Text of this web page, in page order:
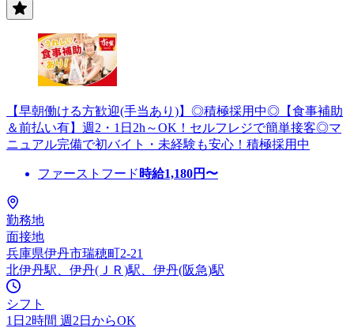
【早朝働ける方歓迎(手当あり)】◎積極採用中◎【食事補助
＆前払い有】週2・1日2h～OK！セルフレジで簡単接客◎マ
ニュアル完備で初バイト・未経験も安心！積極採用中
ファーストフード 時給1,180円〜
勤務地
面接地
兵庫県伊丹市瑞穂町2-21
北伊丹駅、伊丹(ＪＲ)駅、伊丹(阪急)駅
シフト
1日2時間 週2日からOK